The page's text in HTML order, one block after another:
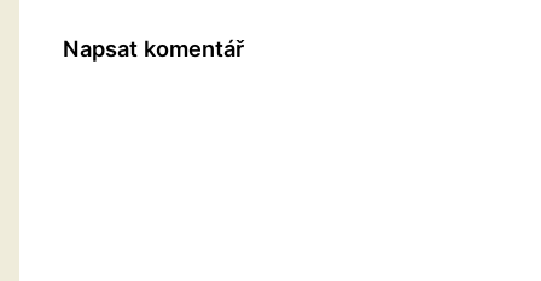
Napsat komentář